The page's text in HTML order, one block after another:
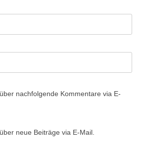
nachfolgende Kommentare via E-
neue Beiträge via E-Mail.